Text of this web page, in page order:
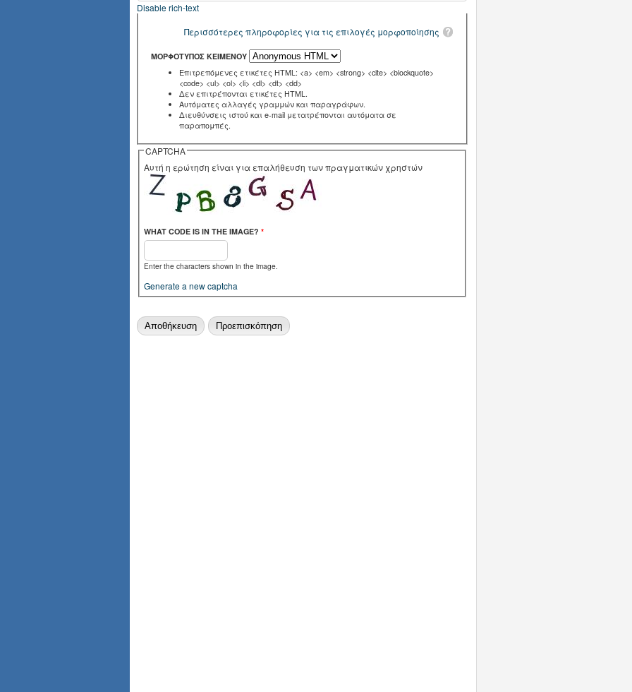
Disable rich-text
Περισσότερες πληροφορίες για τις επιλογές μορφοποίησης
ΜΟΡΦΌΤΥΠΟΣ ΚΕΙΜΈΝΟΥ
Επιτρεπόμενες ετικέτες HTML: <a> <em> <strong> <cite> <blockquote>
<code> <ul> <ol> <li> <dl> <dt> <dd>
Δεν επιτρέπονται ετικέτες HTML.
Αυτόματες αλλαγές γραμμών και παραγράφων.
Διευθύνσεις ιστού και e-mail μετατρέπονται αυτόματα σε
παραπομπές.
CAPTCHA
Αυτή η ερώτηση είναι για επαλήθευση των πραγματικών χρηστών
WHAT CODE IS IN THE IMAGE? *
Enter the characters shown in the image.
Generate a new captcha